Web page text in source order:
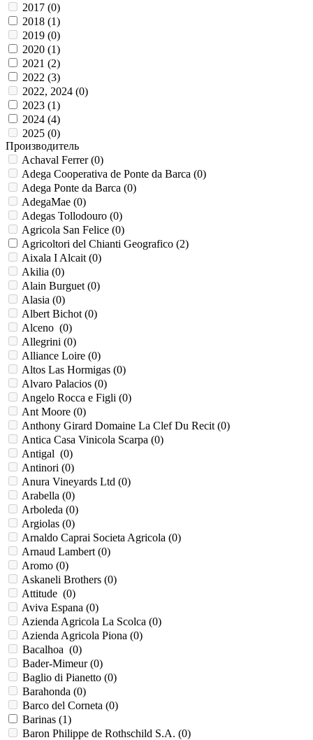
2017 (0)
2018 (1)
2019 (0)
2020 (1)
2021 (2)
2022 (3)
2022, 2024 (0)
2023 (1)
2024 (4)
2025 (0)
Производитель
Achaval Ferrer (0)
Adega Cooperativa de Ponte da Barca (0)
Adega Ponte da Barca (0)
AdegaMae (0)
Adegas Tollodouro (0)
Agricola San Felice (0)
Agricoltori del Chianti Geografico (2)
Aixala I Alcait (0)
Akilia (0)
Alain Burguet (0)
Alasia (0)
Albert Bichot (0)
Alceno (0)
Allegrini (0)
Alliance Loire (0)
Altos Las Hormigas (0)
Alvaro Palacios (0)
Angelo Rocca е Figli (0)
Ant Moore (0)
Anthony Girard Domaine La Clef Du Recit (0)
Antica Casa Vinicola Scarpa (0)
Antigal (0)
Antinori (0)
Anura Vineyards Ltd (0)
Arabella (0)
Arboleda (0)
Argiolas (0)
Arnaldo Caprai Societa Agricola (0)
Arnaud Lambert (0)
Aromo (0)
Askaneli Brothers (0)
Attitude (0)
Aviva Espana (0)
Azienda Agricola La Scolca (0)
Azienda Agricola Piona (0)
Bacalhoa (0)
Bader-Mimeur (0)
Baglio di Pianetto (0)
Barahonda (0)
Barco del Corneta (0)
Barinas (1)
Baron Philippe de Rothschild S.A. (0)